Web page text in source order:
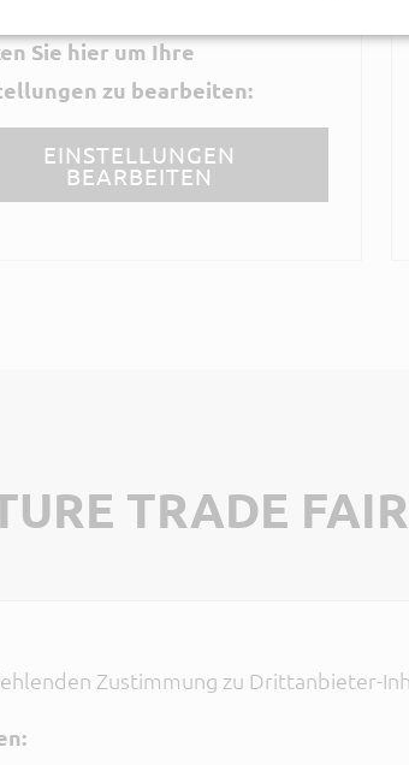
Sie hier um Ihre
zu bearbeiten:
EINSTELLUNGEN
BEARBEITEN
TRADE
Zustimmung zu Drittanbieter-